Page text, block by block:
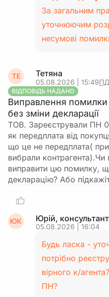
За загальним
уточнюючим
несумові
ТЕ Тетяна
05.08.2026 | 15:49
ВІДПОВІДЬ НАДАНО
Виправлення
без зміни декларації
ТОВ. Зареєстрували ПН
як передплата від
що це не передплата(
вибрали
виправити цю помилку,
декларацію? Або
ЮК Юрій, консультант
05.08.2026 | 16:04
Будь ласка -
потрібно
вірного к/
ПН?